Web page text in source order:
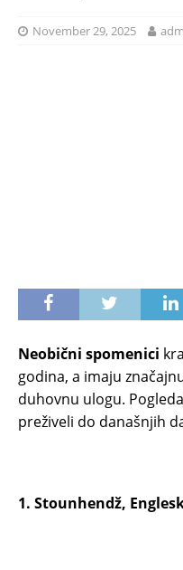
November 29, 2025
Neobični spomenici
godina, a imaju
duhovnu ulogu.
preživeli do današnjih
1. Stounhendž,